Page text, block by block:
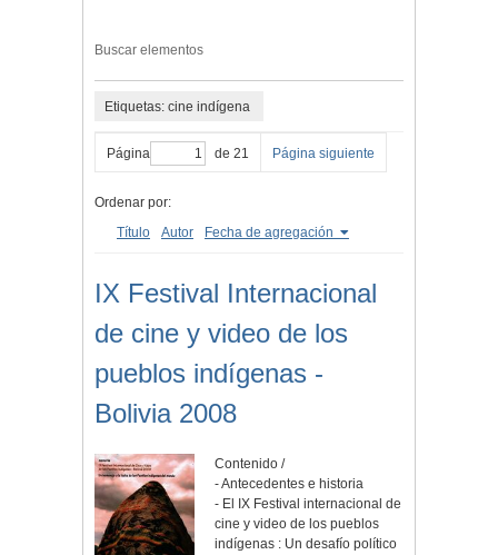
Buscar elementos
Etiquetas: cine indígena
Página de 21 Página siguiente
Ordenar por:
Título
Autor Fecha de agregación
IX Festival Internacional
de cine y video de los
pueblos indígenas -
Bolivia 2008
Contenido /
- Antecedentes e historia
- El IX Festival internacional de
cine y video de los pueblos
indígenas : Un desafío político